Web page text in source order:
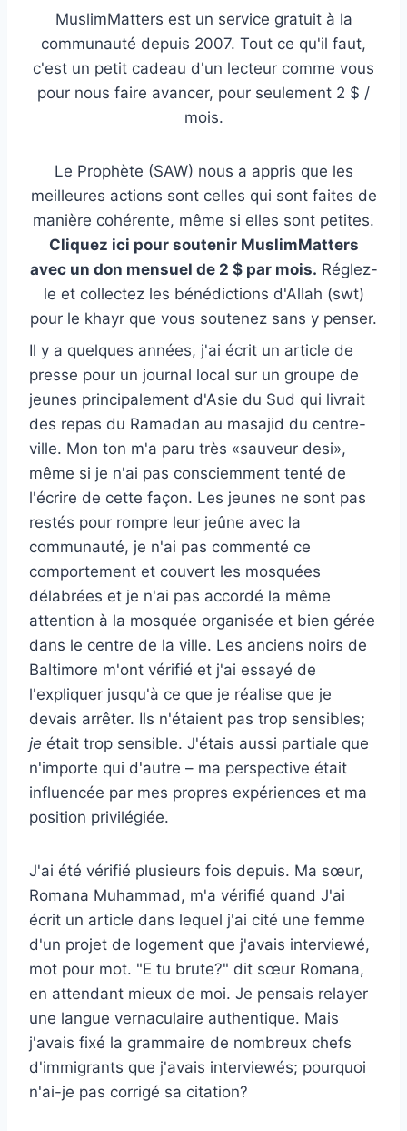
MuslimMatters est un service gratuit à la
communauté depuis 2007. Tout ce qu'il faut,
c'est un petit cadeau d'un lecteur comme vous
pour nous faire avancer, pour seulement 2 $ /
mois.
Le Prophète (SAW) nous a appris que les
meilleures actions sont celles qui sont faites de
manière cohérente, même si elles sont petites.
Cliquez ici pour soutenir MuslimMatters
avec un don mensuel de 2 $ par mois. Réglez-
le et collectez les bénédictions d'Allah (swt)
pour le khayr que vous soutenez sans y penser.
Il y a quelques années, j'ai écrit un article de
presse pour un journal local sur un groupe de
jeunes principalement d'Asie du Sud qui livrait
des repas du Ramadan au masajid du centre-
ville. Mon ton m'a paru très «sauveur desi»,
même si je n'ai pas consciemment tenté de
l'écrire de cette façon. Les jeunes ne sont pas
restés pour rompre leur jeûne avec la
communauté, je n'ai pas commenté ce
comportement et couvert les mosquées
délabrées et je n'ai pas accordé la même
attention à la mosquée organisée et bien gérée
dans le centre de la ville. Les anciens noirs de
Baltimore m'ont vérifié et j'ai essayé de
l'expliquer jusqu'à ce que je réalise que je
devais arrêter. Ils n'étaient pas trop sensibles;
je était trop sensible. J'étais aussi partiale que
n'importe qui d'autre – ma perspective était
influencée par mes propres expériences et ma
position privilégiée.
J'ai été vérifié plusieurs fois depuis. Ma sœur,
Romana Muhammad, m'a vérifié quand J'ai
écrit un article dans lequel j'ai cité une femme
d'un projet de logement que j'avais interviewé,
mot pour mot. "E tu brute?" dit sœur Romana,
en attendant mieux de moi. Je pensais relayer
une langue vernaculaire authentique. Mais
j'avais fixé la grammaire de nombreux chefs
d'immigrants que j'avais interviewés; pourquoi
n'ai-je pas corrigé sa citation?